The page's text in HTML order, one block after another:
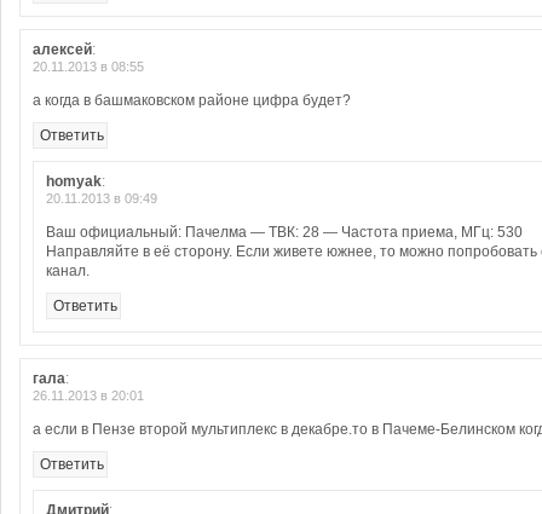
алексей:
20.11.2013 в 08:55
а когда в башмаковском районе цифра будет?
Ответить
homyak:
20.11.2013 в 09:49
Ваш официальный: Пачелма — ТВК: 28 — Частота приема, МГц: 530
Направляйте в её сторону. Если живете южнее, то можно попробовать
канал.
Ответить
гала:
26.11.2013 в 20:01
а если в Пензе второй мультиплекс в декабре.то в Пачеме-Белинском
Ответить
Дмитрий: